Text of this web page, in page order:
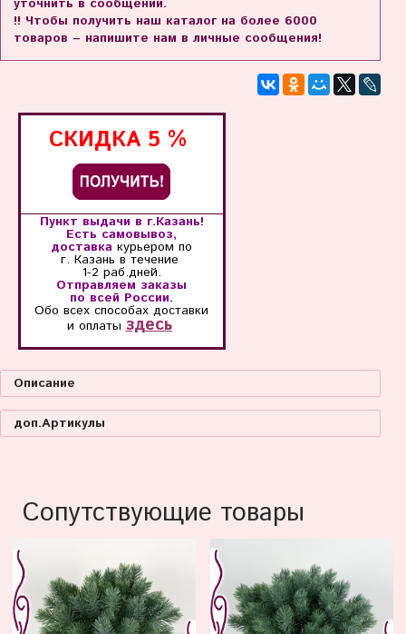
!! Чтобы получить наш каталог на более 6000
товаров – напишите нам в личные сообщения!
СКИДКА 5 %
Пункт выдачи в г.Казань!
Есть самовывоз,
доставка курьером по
г. Казань в течение
1-2 раб.дней.
Отправляем заказы
по всей России.
Обо всех способахдоставки
и оплаты здесь
Описание
доп.Артикулы
Сопутствующие товары